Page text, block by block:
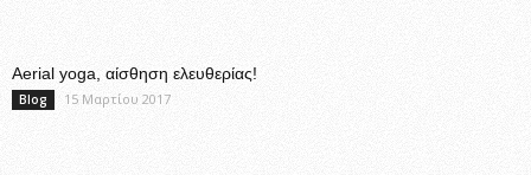
Aerial yoga, αίσθηση ελευθερίας!
Blog 15 Μαρτίου 2017